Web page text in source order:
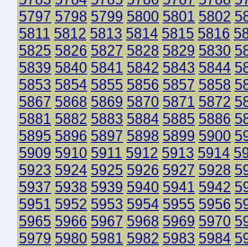
5797 5798 5799 5800 5801 5802
5811 5812 5813 5814 5815 5816
5825 5826 5827 5828 5829 5830
5839 5840 5841 5842 5843 5844
5853 5854 5855 5856 5857 5858
5867 5868 5869 5870 5871 5872
5881 5882 5883 5884 5885 5886
5895 5896 5897 5898 5899 5900
5909 5910 5911 5912 5913 5914
5923 5924 5925 5926 5927 5928
5937 5938 5939 5940 5941 5942
5951 5952 5953 5954 5955 5956
5965 5966 5967 5968 5969 5970
5979 5980 5981 5982 5983 5984